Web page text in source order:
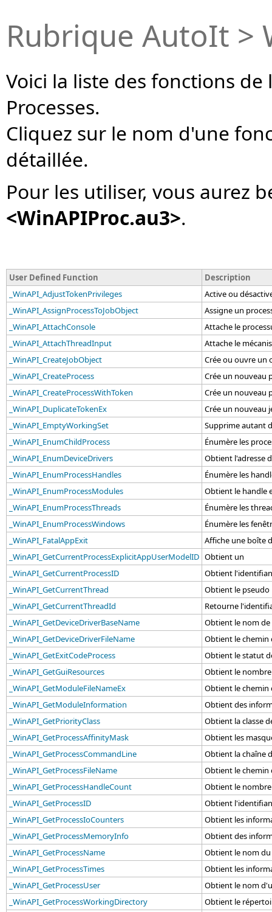
Rubrique AutoIt >
Voici la liste des fonctions
Processes.
Cliquez sur le nom d'une
détaillée.
Pour les utiliser, vous aurez
<WinAPIProc.au3>.
User Defined Function
Description
_WinAPI_AdjustTokenPrivileges
Active ou
_WinAPI_AssignProcessToJobObject
Assigne un
_WinAPI_AttachConsole
Attache le
_WinAPI_AttachThreadInput
Attache le
_WinAPI_CreateJobObject
Crée ou ouvre un
_WinAPI_CreateProcess
Crée un nouveau
_WinAPI_CreateProcessWithToken
Crée un nouveau
_WinAPI_DuplicateTokenEx
Crée un nouveau
_WinAPI_EmptyWorkingSet
Supprime autant
_WinAPI_EnumChildProcess
Énumère les
_WinAPI_EnumDeviceDrivers
Obtient l'adresse
_WinAPI_EnumProcessHandles
Énumère les
_WinAPI_EnumProcessModules
Obtient le handle
_WinAPI_EnumProcessThreads
Énumère les
_WinAPI_EnumProcessWindows
Énumère les
_WinAPI_FatalAppExit
Affiche une boîte
_WinAPI_GetCurrentProcessExplicitAppUserModelID Obtient un
_WinAPI_GetCurrentProcessID
Obtient
_WinAPI_GetCurrentThread
Obtient le
_WinAPI_GetCurrentThreadId
Retourne
_WinAPI_GetDeviceDriverBaseName
Obtient le nom
_WinAPI_GetDeviceDriverFileName
Obtient le chemin
_WinAPI_GetExitCodeProcess
Obtient le statut
_WinAPI_GetGuiResources
Obtient le nombre
_WinAPI_GetModuleFileNameEx
Obtient le chemin
_WinAPI_GetModuleInformation
Obtient des
_WinAPI_GetPriorityClass
Obtient la classe
_WinAPI_GetProcessAffinityMask
Obtient les
_WinAPI_GetProcessCommandLine
Obtient la chaîne
_WinAPI_GetProcessFileName
Obtient le chemin
_WinAPI_GetProcessHandleCount
Obtient le
_WinAPI_GetProcessID
Obtient
_WinAPI_GetProcessIoCounters
Obtient les
_WinAPI_GetProcessMemoryInfo
Obtient des
_WinAPI_GetProcessName
Obtient le nom
_WinAPI_GetProcessTimes
Obtient les
_WinAPI_GetProcessUser
Obtient le nom
_WinAPI_GetProcessWorkingDirectory
Obtient le